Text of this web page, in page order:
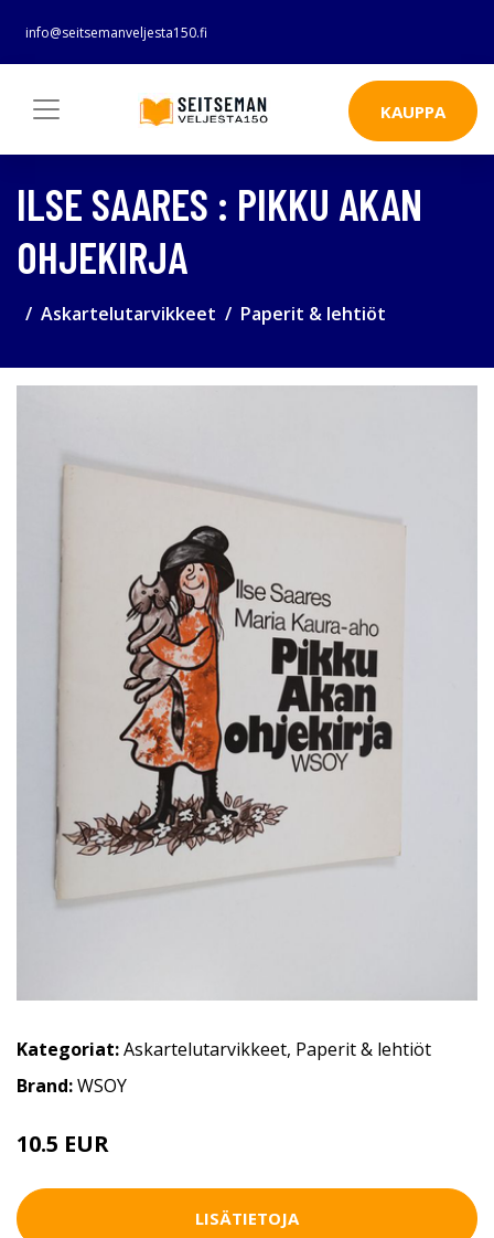
info@seitsemanveljesta150.fi
KAUPPA
ILSE SAARES : PIKKU AKAN
OHJEKIRJA
Askartelutarvikkeet Paperit & lehtiöt
Kategoriat:Askartelutarvikkeet, Paperit & lehtiöt
Brand:WSOY
10.5 EUR
LISÄTIETOJA